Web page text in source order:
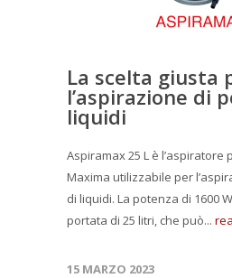
La scelta giusta
l’aspirazione di
liquidi
Aspiramax 25 L è
Maxima utilizzabile per
di liquidi. La potenza di 1600
portata di 25 litri, che può...
15 MARZO 2023